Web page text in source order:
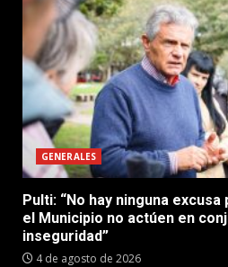
GENERALES
Pulti: “No hay ninguna
el Municipio no actúen en
inseguridad”
4 de agosto de 2026